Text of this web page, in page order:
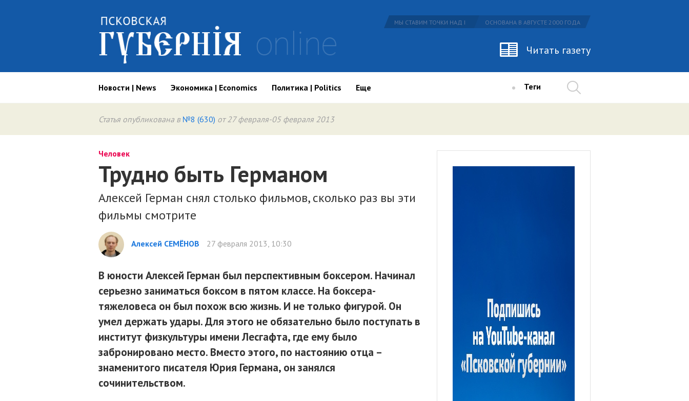
МЫ СТАВИМ ТОЧКИ НАД I ОСНОВАНА В АВГУСТЕ 2000 ГОДА
Читать газету
Новости | News Экономика | Economics Политика | Politics Еще Теги
Статья опубликована в №8 (630) от 27 февраля-05 февраля 2013
Человек
Трудно быть Германом
Алексей Герман снял столько фильмов, сколько раз вы эти
фильмы смотрите
Алексей СЕМЁНОВ 27 февраля 2013, 10:30
В юности Алексей Герман был перспективным боксером. Начинал
серьезно заниматься боксом в пятом классе. На боксера-
тяжеловеса он был похож всю жизнь. И не только фигурой. Он
умел держать удары. Для этого не обязательно было поступать в
институт физкультуры имени Лесгафта, где ему было
забронировано место. Вместо этого, по настоянию отца –
знаменитого писателя Юрия Германа, он занялся
сочинительством.